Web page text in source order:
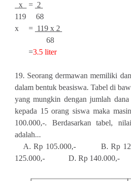
x = 2
119 68
x = 119 x 2
68
=3.5 liter
19. Seorang dermawan memiliki
dalam bentuk beasiswa. Tabel di
yang mungkin dengan jumlah
kepada 15 orang siswa maka
100.000,-. Berdasarkan tabel,
adalah...
A. Rp 105.000,- B. Rp
125.000,- D. Rp 140.000,-